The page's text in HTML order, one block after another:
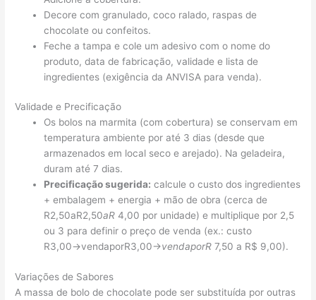
Decore com granulado, coco ralado, raspas de
chocolate ou confeitos.
Feche a tampa e cole um adesivo com o nome do
produto, data de fabricação, validade e lista de
ingredientes (exigência da ANVISA para venda).
Validade e Precificação
Os bolos na marmita (com cobertura) se conservam em
temperatura ambiente por até 3 dias (desde que
armazenados em local seco e arejado). Na geladeira,
duram até 7 dias.
Precificação sugerida: calcule o custo dos ingredientes
+ embalagem + energia + mão de obra (cerca de
R2,50aR2,50aR 4,00 por unidade) e multiplique por 2,5
ou 3 para definir o preço de venda (ex.: custo
R3,00→vendaporR3,00→vendaporR 7,50 a R$ 9,00).
Variações de Sabores
A massa de bolo de chocolate pode ser substituída por outras